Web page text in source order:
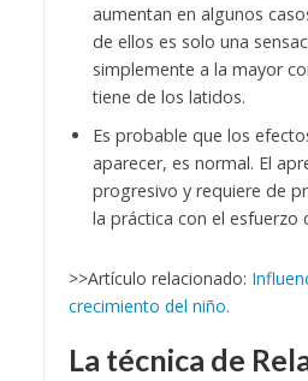
aumentan en algunos
de ellos es solo una
simplemente a la mayor
tiene de los latidos.
Es probable que los
aparecer, es normal. El
progresivo y requiere de
la práctica con el esfuerzo
>>Artículo relacionado:
crecimiento del niño.
La técnica de